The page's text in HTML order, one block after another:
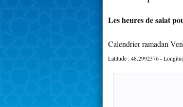
Les heures de salat
Calendrier ramadan
Latitude :48.2992376-